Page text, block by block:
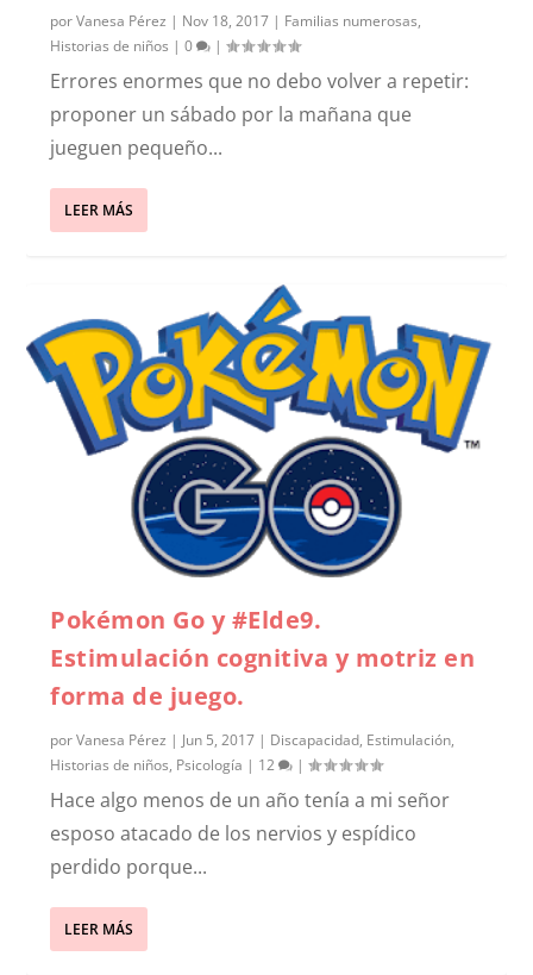
porVanesa Pérez | Nov 18, 2017 | Familias numerosas,
Historias de niños |0 |
Errores enormes que no debo volver a repetir:
proponer un sábado por la mañana que
jueguen pequeño...
LEER MÁS
Pokémon Go y #Elde9.
Estimulación cognitiva y motriz en
forma de juego.
porVanesa Pérez | Jun 5, 2017 | Discapacidad, Estimulación,
Historias de niños, Psicología | 12 |
Hace algo menos de un año tenía a mi señor
esposo atacado de los nervios y espídico
perdido porque...
LEER MÁS